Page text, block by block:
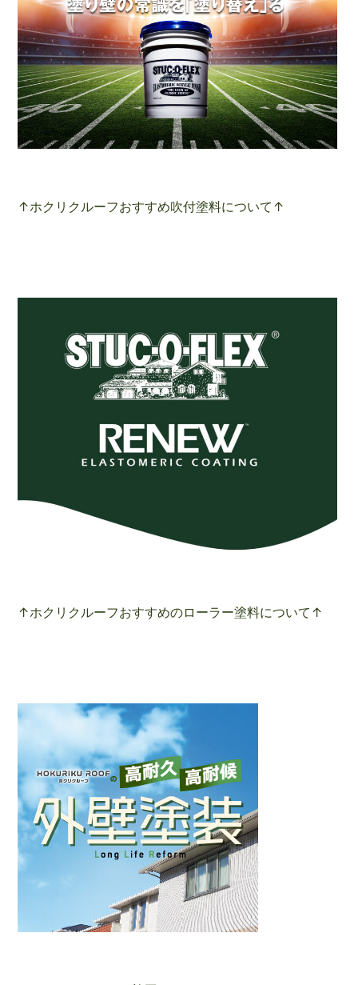
↑ホクリクルーフおすすめ吹付塗料について↑
↑ホクリクルーフおすすめのローラー塗料について↑